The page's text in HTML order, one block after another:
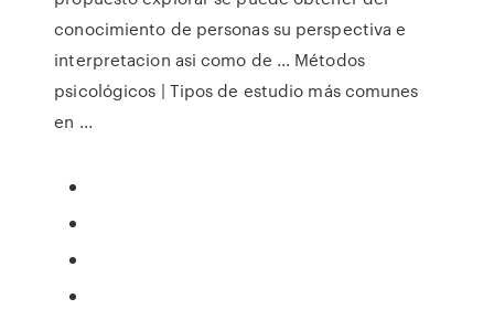
conocimiento de personas su perspectiva e
interpretacion asi como de … Métodos
psicológicos | Tipos de estudio más comunes
en ...